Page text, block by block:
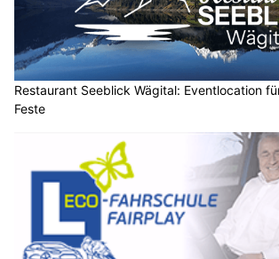
Restaurant Seeblick Wägital: Eventlocation
Feste